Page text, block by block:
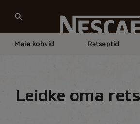
Meie kohvid Retseptid
Leidke oma